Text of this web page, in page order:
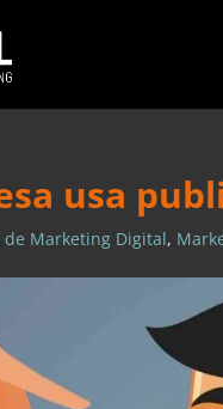
usa
de Marketing Digital,